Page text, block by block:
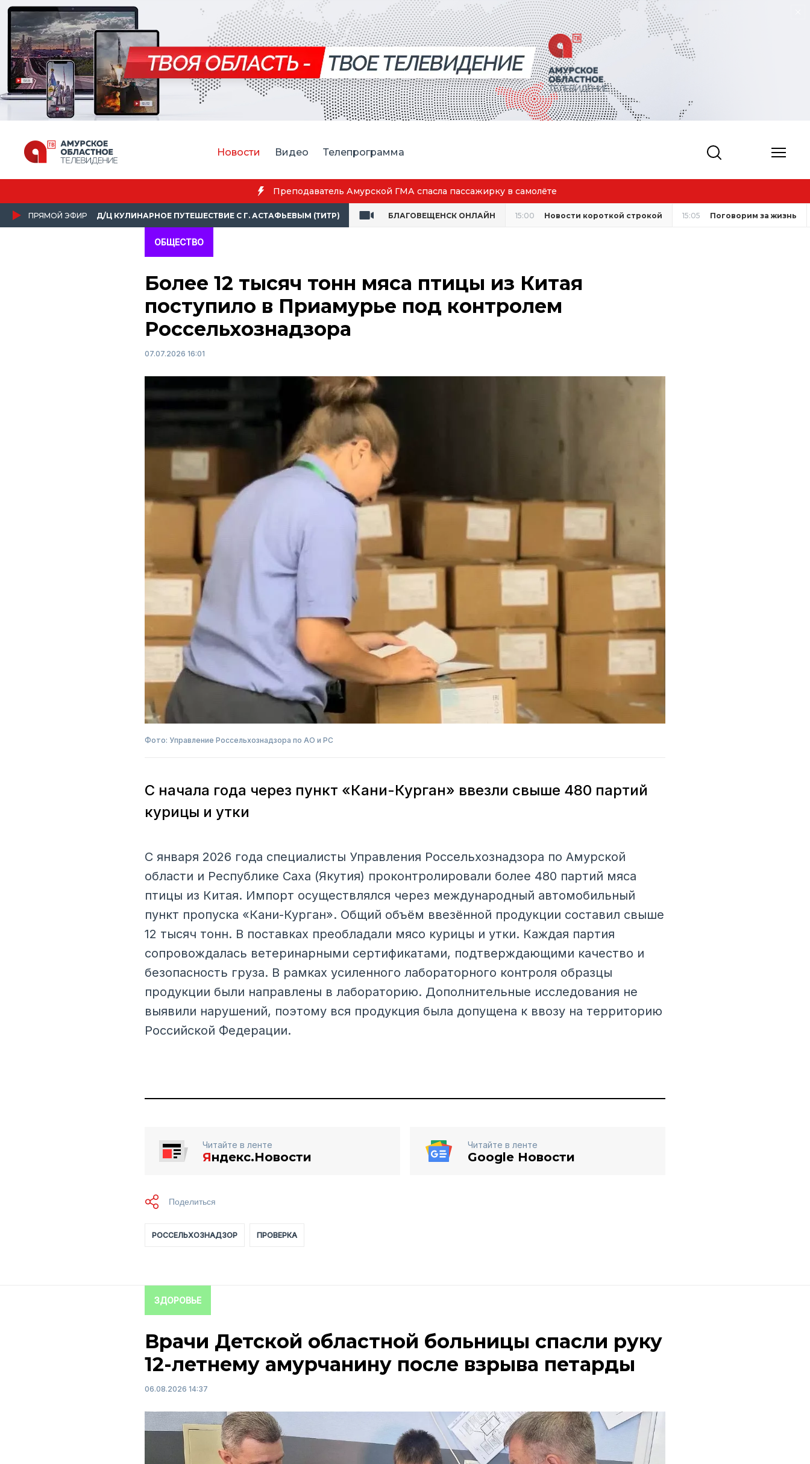
Новости Видео Телепрограмма
Преподаватель Амурской ГМА спасла пассажирку в самолёте
ПРЯМОЙ ЭФИР Д/Ц КУЛИНАРНОЕ ПУТЕШЕСТВИЕ С Г. АСТАФЬЕВЫМ (ТИТР) БЛАГОВЕЩЕНСК ОНЛАЙН 15:00 Новости короткой строкой 15:05 Поговорим за жизнь
ОБЩЕСТВО
Более 12 тысяч тонн мяса птицы из Китая
поступило в Приамурье под контролем
Россельхознадзора
07.07.2026 16:01
Фото: Управление Россельхознадзора по АО и РС
С начала года через пункт «Кани-Курган» ввезли свыше 480 партий
курицы и утки
С января 2026 года специалисты Управления Россельхознадзора по Амурской
области и Республике Саха (Якутия) проконтролировали более 480 партий мяса
птицы из Китая. Импорт осуществлялся через международный автомобильный
пункт пропуска «Кани-Курган». Общий объём ввезённой продукции составил свыше
12 тысяч тонн. В поставках преобладали мясо курицы и утки. Каждая партия
сопровождалась ветеринарными сертификатами, подтверждающими качество и
безопасность груза. В рамках усиленного лабораторного контроля образцы
продукции были направлены в лабораторию. Дополнительные исследования не
выявили нарушений, поэтому вся продукция была допущена к ввозу на территорию
Российской Федерации.
Читайте в ленте
Яндекс.Новости
Читайте в ленте
Google Новости
РОССЕЛЬХОЗНАДЗОР ПРОВЕРКА
ЗДОРОВЬЕ
Врачи Детской областной больницы спасли руку
12-летнему амурчанину после взрыва петарды
06.08.2026 14:37